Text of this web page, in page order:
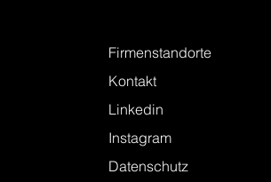
Firmenstandorte
Kontakt
Linkedin
Instagram
Datenschutz